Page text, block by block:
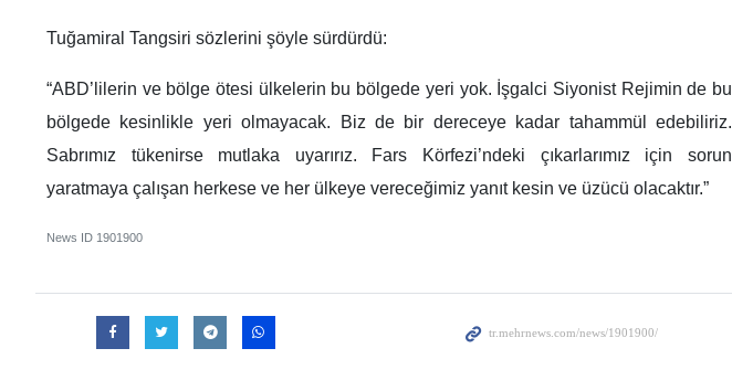
Tuğamiral Tangsiri sözlerini şöyle sürdürdü:
“ABD’lilerin ve bölge ötesi ülkelerin bu bölgede yeri yok. İşgalci Siyonist Rejimin de bu
bölgede kesinlikle yeri olmayacak. Biz de bir dereceye kadar tahammül edebiliriz.
Sabrımız tükenirse mutlaka uyarırız. Fars Körfezi’ndeki çıkarlarımız için sorun
yaratmaya çalışan herkese ve her ülkeye vereceğimiz yanıt kesin ve üzücü olacaktır.”
News ID 1901900